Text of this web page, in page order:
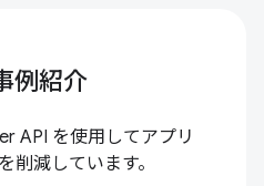
例紹介
API を使用してアプリ
削減しています。